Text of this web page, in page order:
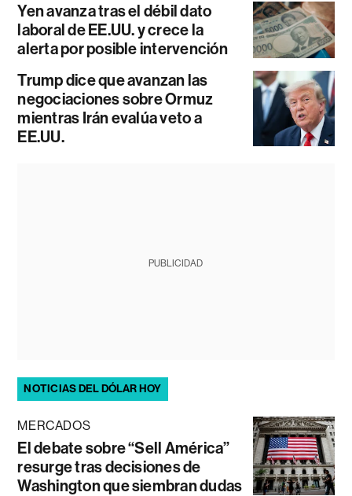
Yen avanza tras el débil dato
laboral de EE.UU. y crece la
alerta por posible intervención
Trump dice que avanzan las
negociaciones sobre Ormuz
mientras Irán evalúa veto a
EE.UU.
PUBLICIDAD
NOTICIAS DEL DÓLAR HOY
MERCADOS
El debate sobre “Sell América”
resurge tras decisiones de
Washington que siembran dudas